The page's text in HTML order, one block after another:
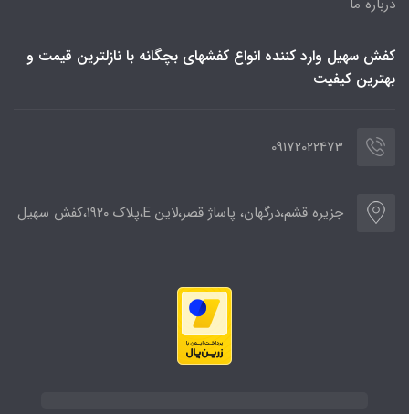
کفش سهیل وارد کننده انواع کفشهای بچگانه با نازلترین قیمت و
بهترین کیفیت
09172022473
جزیره قشم،درگهان، پاساژ قصر،لاین E،پلاک ۱۹۲۰،کفش سهیل